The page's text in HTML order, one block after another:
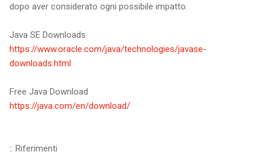
dopo aver considerato ogni possibile impatto.
Java SE Downloads
https://www.oracle.com/java/technologies/javase-
downloads.html
Free Java Download
https://java.com/en/download/
:: Riferimenti